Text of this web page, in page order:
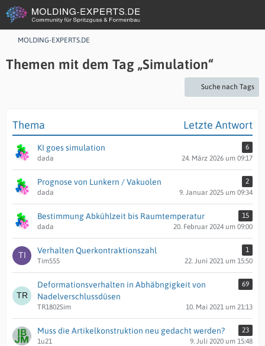
MOLDING-EXPERTS.DE
Themen mit dem Tag „Simulation“
Suche nach Tags
Thema Letzte Antwort
KI goes simulation
6
dada
24. März 2026 um 09:17
Prognose von Lunkern / Vakuolen
2
dada
9. Januar 2025 um 09:34
Bestimmung Abkühlzeit bis Raumtemperatur
15
dada
20. Februar 2024 um 09:00
Verhalten Querkontraktionszahl
1
Tim555
22. Juni 2021 um 15:50
Deformationsverhalten in Abhäbngigkeit von
Nadelverschlussdüsen
69
TR1802Sim 10. Mai 2021 um 21:13
Muss die Artikelkonstruktion neu gedacht werden?
23
1u21
9. Juli 2020 um 15:48